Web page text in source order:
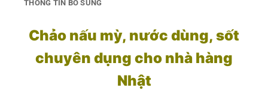
THÔNG TIN BỔ SUNG
Chảo nấu mỳ, nước dùng, sốt
chuyên dụng cho nhà hàng
Nhật